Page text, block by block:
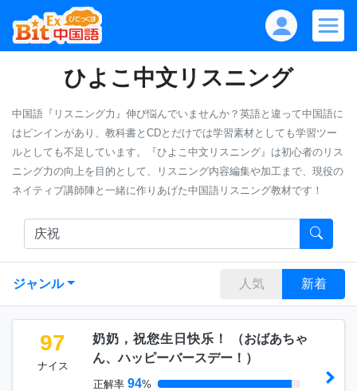
ひよこ中文リスニング
中国語『リスニング力』伸び悩んでいませんか？英語と違って中国語に
はピンインがあり、教科書とCDとだけでは学習素材としても学習ツー
ルとしても不足しています。『ひよこ中文リスニング』は初心者のリス
ニング力の向上を目的として、リスニング内容編集や加工まで、現役の
ネイティブ講師陣と一緒に作りあげた中国語リスニング教材です！
ジャンル 人気 新着
97
ナイス
奶奶，祝您生日快乐！ （おばあちゃ
ん、ハッピーバースデー！ ）
正解率 94%